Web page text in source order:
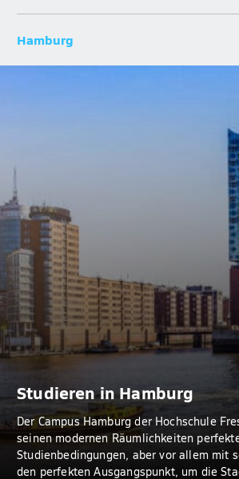
Hamburg
Studieren in Hamburg
Der Campus Hamburg der Hochschule
seinen modernen Räumlichkeiten
Studienbedingungen, aber vor allem mit
den perfekten Ausgangspunkt, um die